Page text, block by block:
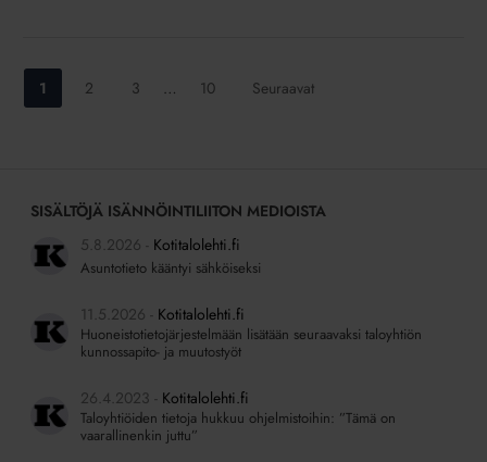
Siirry
sivulle:
1
Siirry
2
Siirry
3 …
Siirry
10 Seuraavat
SISÄLTÖJÄ ISÄNNÖINTILIITON MEDIOISTA
5.8.2026
Kotitalolehti.fi
Asuntotieto kääntyi sähköiseksi
11.5.2026 Kotitalolehti.fi
Huoneistotietojärjestelmään lisätään seuraavaksi taloyhtiön
kunnossapito- ja muutostyöt
26.4.2023 Kotitalolehti.fi
Taloyhtiöiden tietoja hukkuu ohjelmistoihin: ”Tämä on
vaarallinenkin juttu”